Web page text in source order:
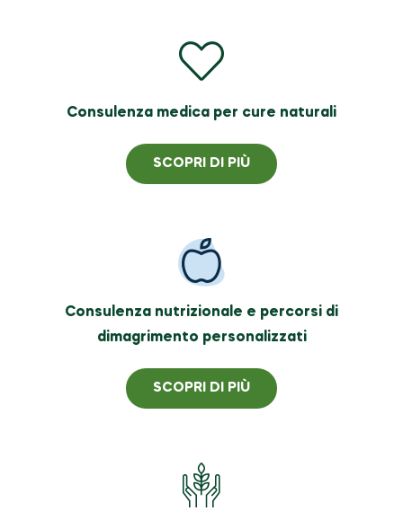
Consulenza medica per cure naturali
SCOPRI DI PIÙ
Consulenza nutrizionale e percorsi di
dimagrimento personalizzati
SCOPRI DI PIÙ